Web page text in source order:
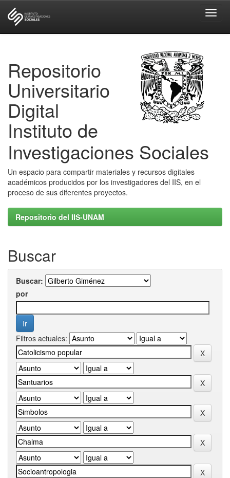
Repositorio
Universitario
Digital
Instituto de
Investigaciones Sociales
Un espacio para compartir materiales y recursos digitales
académicos producidos por los investigadores del IIS, en el
proceso de sus diferentes proyectos.
Repositorio del IIS-UNAM
Buscar
Buscar:
por
Filtros actuales: